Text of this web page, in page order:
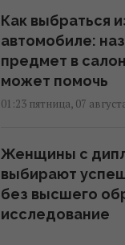
Как выбраться
автомобиле:
предмет в
может помочь
01:23 пятница, 07
Женщины с
выбирают
без высшего
исследование